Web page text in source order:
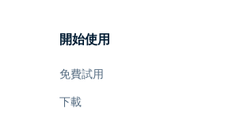
開始使用
免費試用
下載